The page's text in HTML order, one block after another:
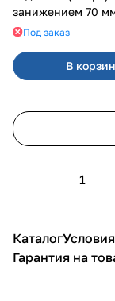
занижением 70 мм
21099, 2113-2115
Под заказ
В
1
Каталог
Гарантия на